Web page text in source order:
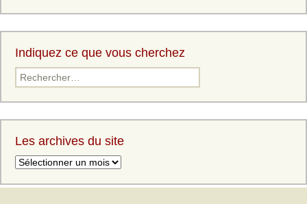
Indiquez ce que vous cherchez
Les archives du site